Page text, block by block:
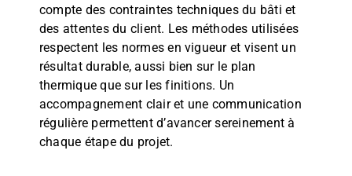
compte des contraintes techniques du bâti et
des attentes du client. Les méthodes utilisées
respectent les normes en vigueur et visent un
résultat durable, aussi bien sur le plan
thermique que sur les finitions. Un
accompagnement clair et une communication
régulière permettent d’avancer sereinement à
chaque étape du projet.